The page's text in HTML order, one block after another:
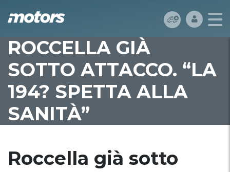
ROCCELLA GIÀ
SOTTO ATTACCO. “LA
194? SPETTA ALLA
SANITÀ”
Roccella già sotto